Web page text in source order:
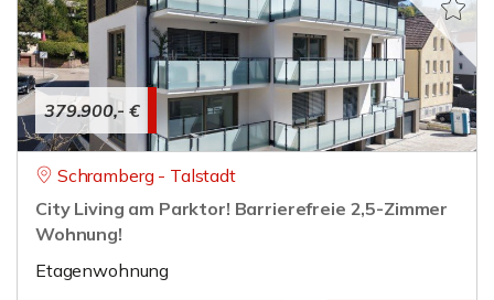
379.900,- €
Schramberg - Talstadt
City Living am Parktor! Barrierefreie 2,5-Zimmer
Wohnung!
Etagenwohnung